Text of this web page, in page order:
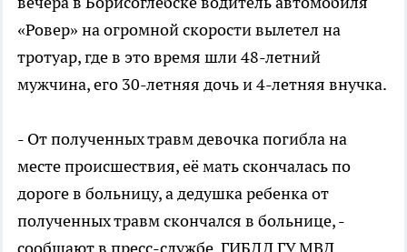
«Ровер» на огромной скорости вылетел на
тротуар, где в это время шли 48-летний
мужчина, его 30-летняя дочь и 4-летняя внучка.
- От полученных травм девочка погибла на
месте происшествия, её мать скончалась по
дороге в больницу, а дедушка ребенка от
полученных травм скончался в больнице, -